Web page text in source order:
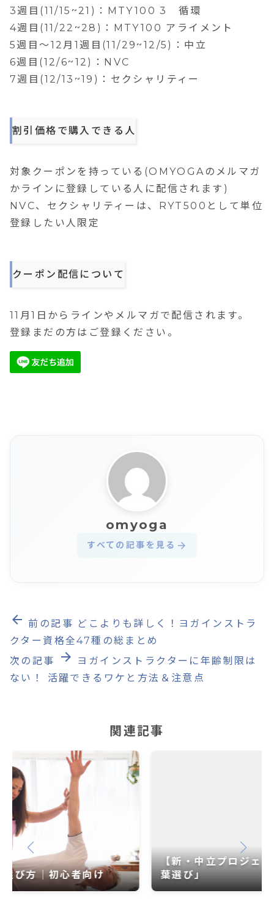
3週目(11/15~21)：MTY100 3 循環
4週目(11/22~28)：MTY100 アライメント
5週目〜12月1週目(11/29~12/5)：中立
6週目(12/6~12)：NVC
7週目(12/13~19)：セクシャリティー
割引価格で購入できる人
対象クーポンを持っている(OMYOGAのメルマガ
かラインに登録している人に配信されます)
NVC、セクシャリティーは、RYT500として単位
登録したい人限定
クーポン配信について
11月1日からラインやメルマガで配信されます。
登録まだの方はご登録ください。
omyoga
すべての記事を見る arrow_forward
arrow_back 前の記事 どこよりも詳しく！ヨガインストラ
クター資格全47種の総まとめ
次の記事
arrow_forward
ヨガインストラクターに年齢制限は
ない！ 活躍できるワケと方法＆注意点
関連記事
【新・中立プロジェクト】新しい中立の「言
葉選び」